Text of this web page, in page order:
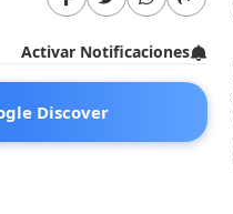
Activar Notificaciones
Discover